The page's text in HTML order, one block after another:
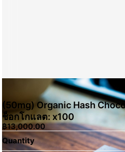
(50mg) Organic Hash
ช็อกโกแลต: x100
฿13,000.00
Quantity